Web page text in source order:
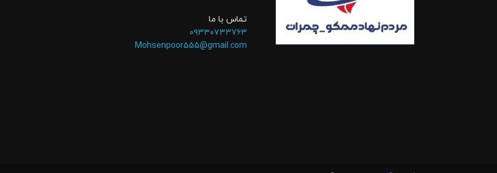
تماس با ما
۰۹۳۳۰۷۳۳۷۶۳
Mohsenpoor555@gmail.com